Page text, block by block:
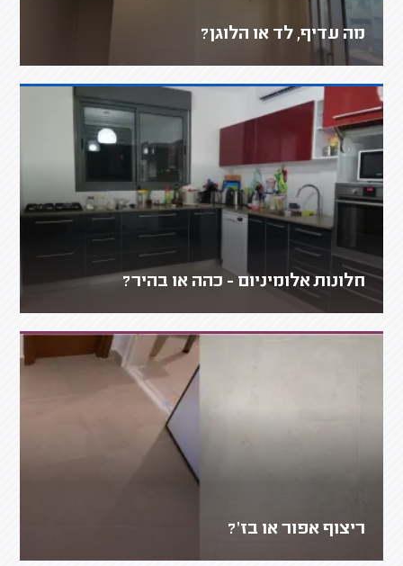
מה עדיף, לד או הלוגן?
חלונות אלומיניום - כהה או בהיר?
ריצוף אפור או בז'?